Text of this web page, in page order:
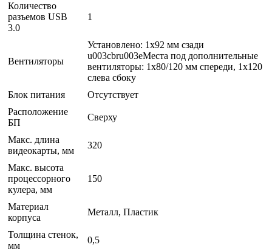
Количество
разъемов USB
3.0
1
Вентиляторы
Установлено: 1х92 мм сзади
u003cbru003eМеста под дополнительные
вентиляторы: 1x80/120 мм спереди, 1х120
слева сбоку
Блок питания
Отсутствует
Расположение
БП
Сверху
Макс. длина
видеокарты, мм
320
Макс. высота
процессорного
кулера, мм
150
Материал
корпуса
Металл, Пластик
Толщина стенок,
мм
0,5